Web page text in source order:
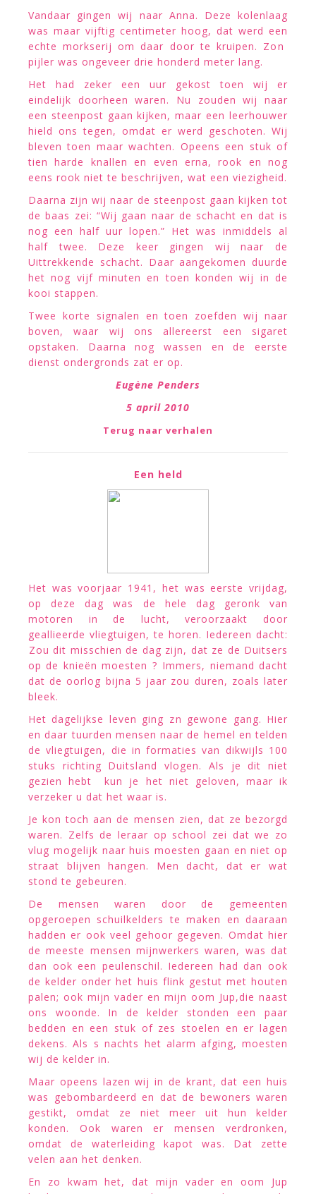
Vandaar gingen wij naar Anna. Deze kolenlaag
was maar vijftig centimeter hoog, dat werd een
echte morkserij om daar door te kruipen. Zon
pijler was ongeveer drie honderd meter lang.
Het had zeker een uur gekost toen wij er
eindelijk doorheen waren. Nu zouden wij naar
een steenpost gaan kijken, maar een leerhouwer
hield ons tegen, omdat er werd geschoten. Wij
bleven toen maar wachten. Opeens een stuk of
tien harde knallen en even erna, rook en nog
eens rook niet te beschrijven, wat een viezigheid.
Daarna zijn wij naar de steenpost gaan kijken tot
de baas zei: “Wij gaan naar de schacht en dat is
nog een half uur lopen.” Het was inmiddels al
half twee. Deze keer gingen wij naar de
Uittrekkende schacht. Daar aangekomen duurde
het nog vijf minuten en toen konden wij in de
kooi stappen.
Twee korte signalen en toen zoefden wij naar
boven, waar wij ons allereerst een sigaret
opstaken. Daarna nog wassen en de eerste
dienst ondergronds zat er op.
Eugène Penders
5 april 2010
Terug naar verhalen
Een held
Het was voorjaar 1941, het was eerste vrijdag,
op deze dag was de hele dag geronk van
motoren in de lucht, veroorzaakt door
geallieerde vliegtuigen, te horen. Iedereen dacht:
Zou dit misschien de dag zijn, dat ze de Duitsers
op de knieën moesten ? Immers, niemand dacht
dat de oorlog bijna 5 jaar zou duren, zoals later
bleek.
Het dagelijkse leven ging zn gewone gang. Hier
en daar tuurden mensen naar de hemel en telden
de vliegtuigen, die in formaties van dikwijls 100
stuks richting Duitsland vlogen. Als je dit niet
gezien hebt kun je het niet geloven, maar ik
verzeker u dat het waar is.
Je kon toch aan de mensen zien, dat ze bezorgd
waren. Zelfs de leraar op school zei dat we zo
vlug mogelijk naar huis moesten gaan en niet op
straat blijven hangen. Men dacht, dat er wat
stond te gebeuren.
De mensen waren door de gemeenten
opgeroepen schuilkelders te maken en daaraan
hadden er ook veel gehoor gegeven. Omdat hier
de meeste mensen mijnwerkers waren, was dat
dan ook een peulenschil. Iedereen had dan ook
de kelder onder het huis flink gestut met houten
palen; ook mijn vader en mijn oom Jup,die naast
ons woonde. In de kelder stonden een paar
bedden en een stuk of zes stoelen en er lagen
dekens. Als s nachts het alarm afging, moesten
wij de kelder in.
Maar opeens lazen wij in de krant, dat een huis
was gebombardeerd en dat de bewoners waren
gestikt, omdat ze niet meer uit hun kelder
konden. Ook waren er mensen verdronken,
omdat de waterleiding kapot was. Dat zette
velen aan het denken.
En zo kwam het, dat mijn vader en oom Jup